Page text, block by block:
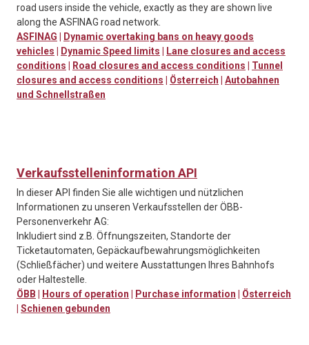
road users inside the vehicle, exactly as they are shown live
along the ASFINAG road network.
ASFINAG
Dynamic overtaking bans on heavy goods
vehicles
Dynamic Speed limits
Lane closures and access
conditions
Road closures and access conditions
Tunnel
closures and access conditions
Österreich
Autobahnen
und Schnellstraßen
Verkaufsstelleninformation API
In dieser API finden Sie alle wichtigen und nützlichen
Informationen zu unseren Verkaufsstellen der ÖBB-
Personenverkehr AG:
Inkludiert sind z.B. Öffnungszeiten, Standorte der
Ticketautomaten, Gepäckaufbewahrungsmöglichkeiten
(Schließfächer) und weitere Ausstattungen Ihres Bahnhofs
oder Haltestelle.
ÖBB
Hours of operation Purchase information
Österreich
Schienen gebunden